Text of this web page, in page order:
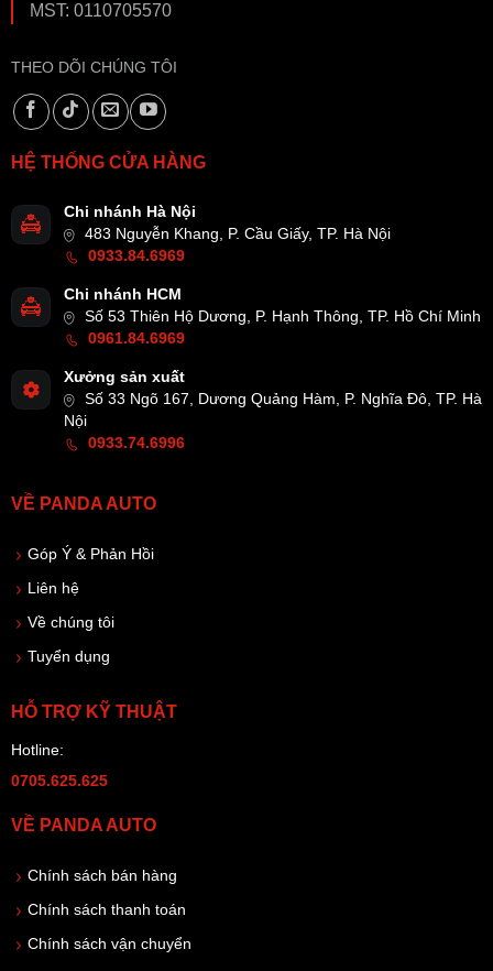
MST: 0110705570
THEO DÕI CHÚNG TÔI
HỆ THỐNG CỬA HÀNG
Chi nhánh Hà Nội
483 Nguyễn Khang, P. Cầu Giấy, TP. Hà Nội
0933.84.6969
Chi nhánh HCM
Số 53 Thiên Hộ Dương, P. Hạnh Thông, TP. Hồ Chí Minh
0961.84.6969
Xưởng sản xuất
Số 33 Ngõ 167, Dương Quảng Hàm, P. Nghĩa Đô, TP. Hà
Nội
0933.74.6996
VỀ PANDA AUTO
Góp Ý & Phản Hồi
Liên hệ
Về chúng tôi
Tuyển dụng
HỖ TRỢ KỸ THUẬT
Hotline:
0705.625.625
VỀ PANDA AUTO
Chính sách bán hàng
Chính sách thanh toán
Chính sách vận chuyển